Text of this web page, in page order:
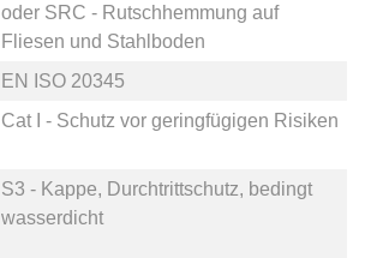
oder SRC - Rutschhemmung auf
Fliesen und Stahlboden
EN ISO 20345
Cat I - Schutz vor geringfügigen Risiken
S3 - Kappe, Durchtrittschutz, bedingt
wasserdicht